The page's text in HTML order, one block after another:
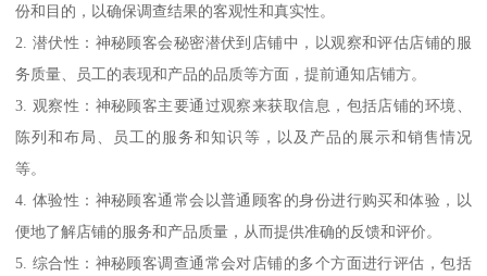
份和目的，以确保调查结果的客观性和真实性。
2. 潜伏性：神秘顾客会秘密潜伏到店铺中，以观察和评估店铺的服
务质量、员工的表现和产品的品质等方面，提前通知店铺方。
3. 观察性：神秘顾客主要通过观察来获取信息，包括店铺的环境、
陈列和布局、员工的服务和知识等，以及产品的展示和销售情况
等。
4. 体验性：神秘顾客通常会以普通顾客的身份进行购买和体验，以
便地了解店铺的服务和产品质量，从而提供准确的反馈和评价。
5. 综合性：神秘顾客调查通常会对店铺的多个方面进行评估，包括